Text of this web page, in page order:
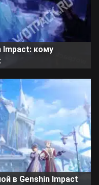
Impact: кому
в Genshin Impact